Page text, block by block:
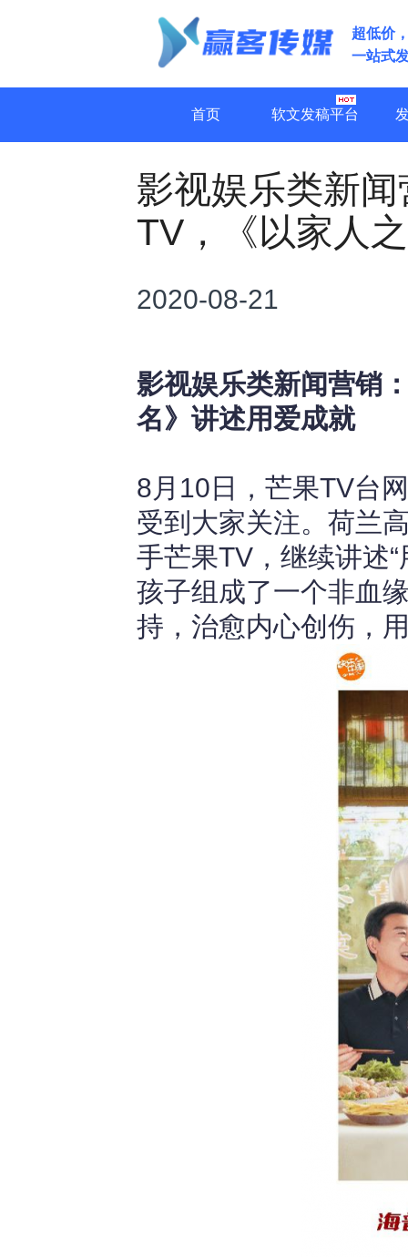
超低价
一站式
首页 软文发稿平台
影视娱乐类新
TV，《以家人
2020-08-21
影视娱乐类新闻营销
名》讲述用爱成就
8月10日，芒果TV台
受到大家关注。荷兰
手芒果TV，继续讲述
孩子组成了一个非血
持，治愈内心创伤，